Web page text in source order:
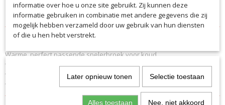
Specificaties
Productcode
EAN code
Productcode leverancier
Omschrijving
Warme, perfect passende spelerbroek voor koud
weer. Hoogwaardige, geruwde kwaliteit
voor maximale warmteafgifte met optimale
vochtregulatie. Comfortabele brede tailleband.
informatie over hoe u onze site gebruikt. Zij kunnen deze
informatie gebruiken in combinatie met andere gegevens die zij
mogelijk hebben verzameld door uw gebruik van hun diensten
of die u hen hebt verstrekt.
Later opnieuw tonen Selectie toestaan
Alles toestaan Nee, niet akkoord